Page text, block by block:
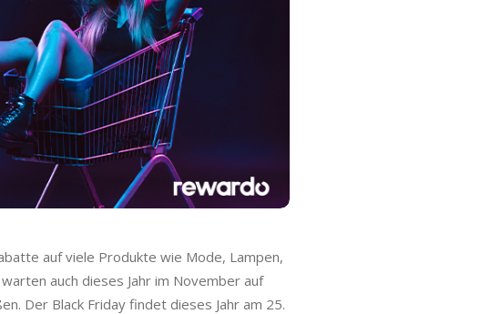
auf viele Produkte wie Mode, Lampen,
auch dieses Jahr im November auf
Der Black Friday findet dieses Jahr am 25.